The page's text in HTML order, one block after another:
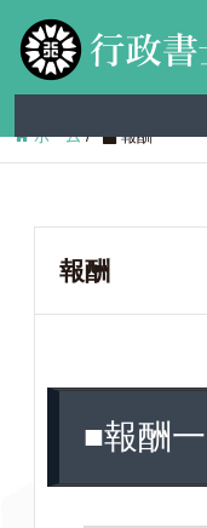
ホーム/ 報酬
報酬
■報酬